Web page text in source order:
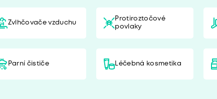
Zvlhčovače vzduchu
Protiroztočové
povlaky
Parní čističe Léčebná kosmetika